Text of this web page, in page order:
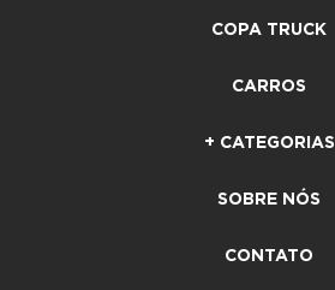
COPA TRUCK
CARROS
+ CATEGORIAS
SOBRE NÓS
CONTATO